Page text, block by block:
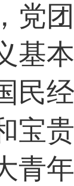
党
基
民
宝
青